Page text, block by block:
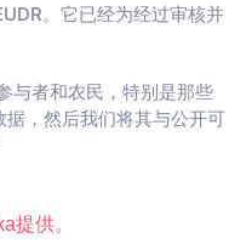
。它已经为经过审核并
与者和农民，特别是那些
，然后我们将其与公开可
提供。